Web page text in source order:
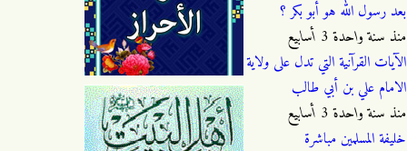
بعد رسول الله هو أبو بكر ؟
منذ سنة واحدة 3 أسابيع
الآيات القرآنية التي تدل على ولاية
الامام علي بن أبي طالب
منذ سنة واحدة 3 أسابيع
خليفة المسلمين مباشرة